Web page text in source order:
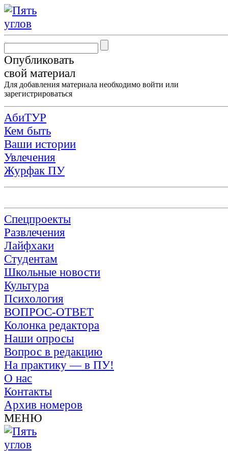
Опубликовать
свой материал
Для добавления материала необходимо войти или
зарегистрироваться
АбиТУР
Кем быть
Ваши истории
Увлечения
Журфак ПУ
Спецпроекты
Развлечения
Лайфхаки
Студентам
Школьные новости
Культура
Психология
ВОПРОС-ОТВЕТ
Колонка редактора
Наши опросы
Вопрос в редакцию
На практику — в ПУ!
О нас
Контакты
Архив номеров
МЕНЮ